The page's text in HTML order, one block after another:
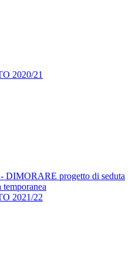
2020/21
DIMORARE progetto di seduta
2021/22